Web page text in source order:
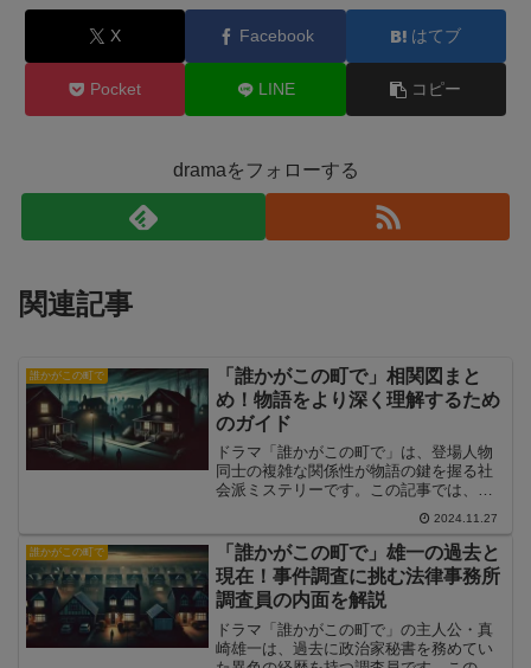
X Facebook はてブ
Pocket LINE コピー
dramaをフォローする
関連記事
誰かがこの町で
「誰かがこの町で」相関図まと
め！物語をより深く理解するため
のガイド
ドラマ「誰かがこの町で」は、登場人物
同士の複雑な関係性が物語の鍵を握る社
会派ミステリーです。この記事では、ド
ラマの相関図を詳しく解説し、登場人物
の役割や関係性をわかりやすくガイドし
ます。
2024.11.27
誰かがこの町で
「誰かがこの町で」雄一の過去と
現在！事件調査に挑む法律事務所
調査員の内面を解説
ドラマ「誰かがこの町で」の主人公・真
崎雄一は、過去に政治家秘書を務めてい